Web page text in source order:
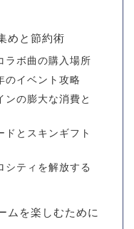
めと節約術
ラボ曲の購入場所
のイベント攻略
ンの膨大な消費と
ドとスキンギフト
シティを解放する
ムを楽しむために